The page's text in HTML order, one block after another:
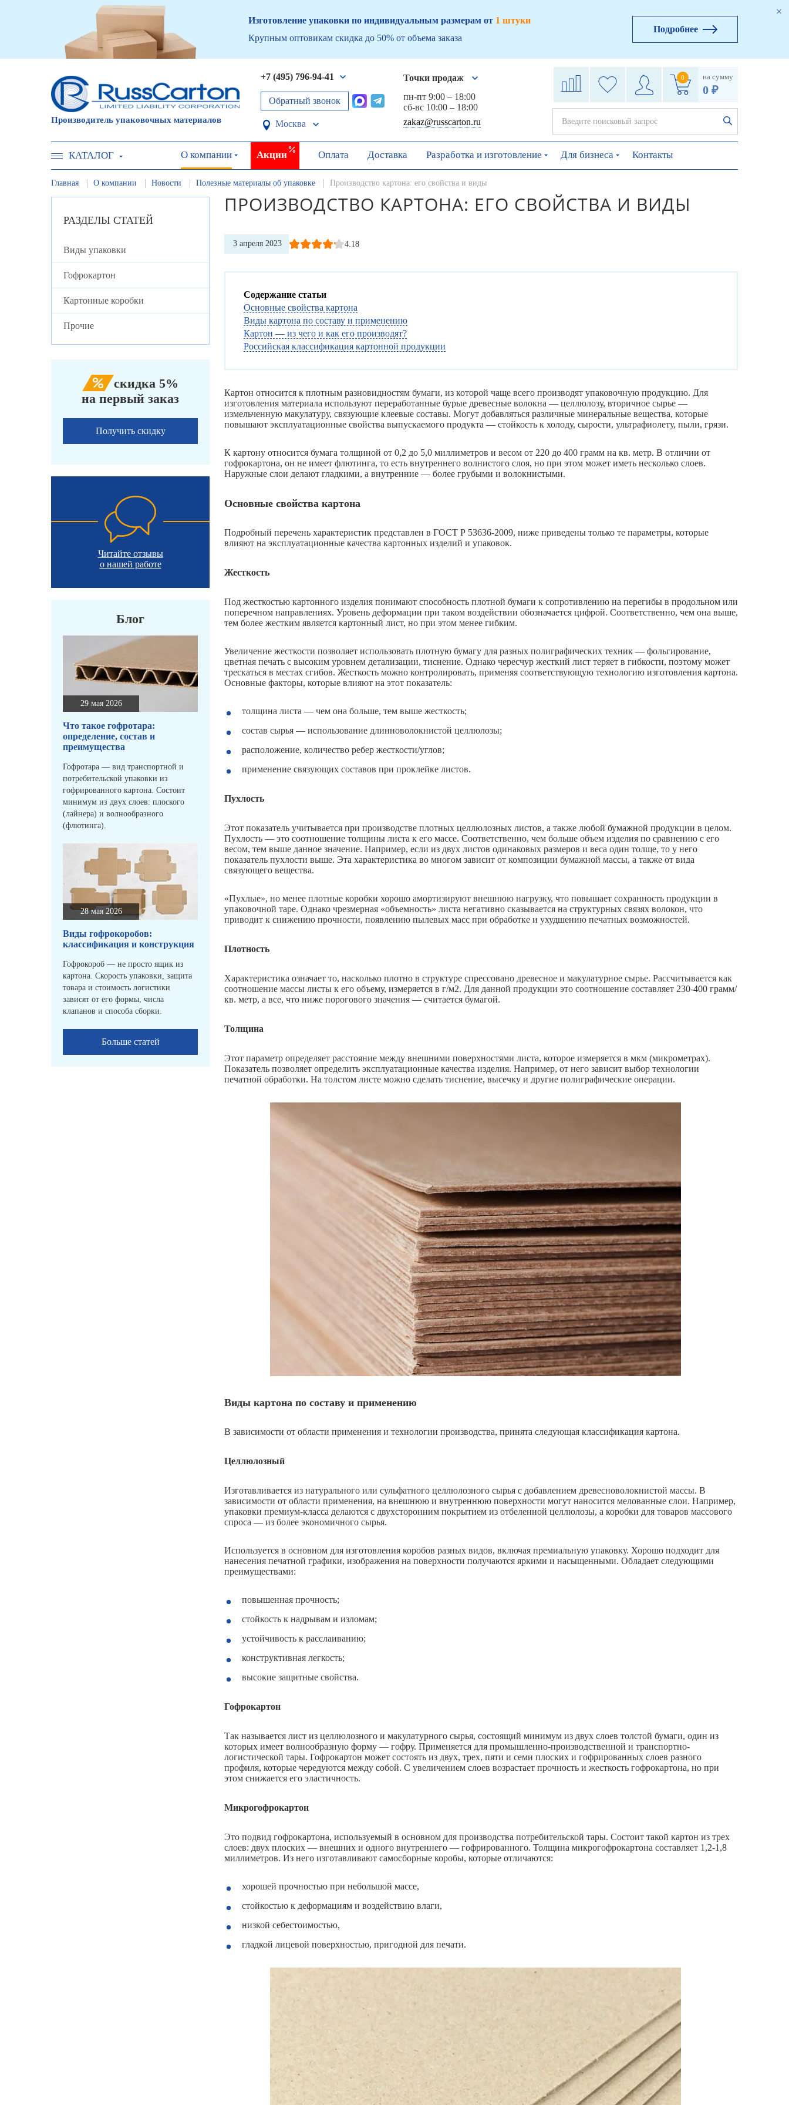
Изготовление упаковки по индивидуальным размерам от 1 штуки
Крупным оптовикам скидка до 50% от объема заказа
Подробнее
Производитель упаковочных материалов
+7 (495) 796-94-41
Обратный звонок
Москва
Точки продаж
пн-пт 9:00 – 18:00
сб-вс 10:00 – 18:00
zakaz@russcarton.ru
0 на сумму
0 ₽
КАТАЛОГ О компании Акции Оплата Доставка Разработка и изготовление Для бизнеса Контакты
Главная О компании Новости Полезные материалы об упаковке Производство картона: его свойства и виды
РАЗДЕЛЫ СТАТЕЙ
Виды упаковки
Гофрокартон
Картонные коробки
Прочие
скидка 5%
на первый заказ
Получить скидку
Читайте отзывы
о нашей работе
Блог
29 мая 2026
Что такое гофротара:
определение, состав и
преимущества
Гофротара — вид транспортной и
потребительской упаковки из
гофрированного картона. Состоит
минимум из двух слоев: плоского
(лайнера) и волнообразного
(флютинга).
28 мая 2026
Виды гофрокоробов:
классификация и конструкция
Гофрокороб — не просто ящик из
картона. Скорость упаковки, защита
товара и стоимость логистики
зависят от его формы, числа
клапанов и способа сборки.
Больше статей
ПРОИЗВОДСТВО КАРТОНА: ЕГО СВОЙСТВА И ВИДЫ
3 апреля 2023 4.18
Содержание статьи
Основные свойства картона
Виды картона по составу и применению
Картон — из чего и как его производят?
Российская классификация картонной продукции
Картон относится к плотным разновидностям бумаги, из которой чаще всего производят упаковочную продукцию. Для
изготовления материала используют переработанные бурые древесные волокна — целлюлозу, вторичное сырье —
измельченную макулатуру, связующие клеевые составы. Могут добавляться различные минеральные вещества, которые
повышают эксплуатационные свойства выпускаемого продукта — стойкость к холоду, сырости, ультрафиолету, пыли, грязи.
К картону относится бумага толщиной от 0,2 до 5,0 миллиметров и весом от 220 до 400 грамм на кв. метр. В отличии от
гофрокартона, он не имеет флютинга, то есть внутреннего волнистого слоя, но при этом может иметь несколько слоев.
Наружные слои делают гладкими, а внутренние — более грубыми и волокнистыми.
Основные свойства картона
Подробный перечень характеристик представлен в ГОСТ Р 53636-2009, ниже приведены только те параметры, которые
влияют на эксплуатационные качества картонных изделий и упаковок.
Жесткость
Под жесткостью картонного изделия понимают способность плотной бумаги к сопротивлению на перегибы в продольном или
поперечном направлениях. Уровень деформации при таком воздействии обозначается цифрой. Соответственно, чем она выше,
тем более жестким является картонный лист, но при этом менее гибким.
Увеличение жесткости позволяет использовать плотную бумагу для разных полиграфических техник — фольгирование,
цветная печать с высоким уровнем детализации, тиснение. Однако чересчур жесткий лист теряет в гибкости, поэтому может
трескаться в местах сгибов. Жесткость можно контролировать, применяя соответствующую технологию изготовления картона.
Основные факторы, которые влияют на этот показатель:
толщина листа — чем она больше, тем выше жесткость;
состав сырья — использование длинноволокнистой целлюлозы;
расположение, количество ребер жесткости/углов;
применение связующих составов при проклейке листов.
Пухлость
Этот показатель учитывается при производстве плотных целлюлозных листов, а также любой бумажной продукции в целом.
Пухлость — это соотношение толщины листа к его массе. Соответственно, чем больше объем изделия по сравнению с его
весом, тем выше данное значение. Например, если из двух листов одинаковых размеров и веса один толще, то у него
показатель пухлости выше. Эта характеристика во многом зависит от композиции бумажной массы, а также от вида
связующего вещества.
«Пухлые», но менее плотные коробки хорошо амортизируют внешнюю нагрузку, что повышает сохранность продукции в
упаковочной таре. Однако чрезмерная «объемность» листа негативно сказывается на структурных связях волокон, что
приводит к снижению прочности, появлению пылевых масс при обработке и ухудшению печатных возможностей.
Плотность
Характеристика означает то, насколько плотно в структуре спрессовано древесное и макулатурное сырье. Рассчитывается как
соотношение массы листы к его объему, измеряется в г/м2. Для данной продукции это соотношение составляет 230-400 грамм/
кв. метр, а все, что ниже порогового значения — считается бумагой.
Толщина
Этот параметр определяет расстояние между внешними поверхностями листа, которое измеряется в мкм (микрометрах).
Показатель позволяет определить эксплуатационные качества изделия. Например, от него зависит выбор технологии
печатной обработки. На толстом листе можно сделать тиснение, высечку и другие полиграфические операции.
Виды картона по составу и применению
В зависимости от области применения и технологии производства, принята следующая классификация картона.
Целлюлозный
Изготавливается из натурального или сульфатного целлюлозного сырья с добавлением древесноволокнистой массы. В
зависимости от области применения, на внешнюю и внутреннюю поверхности могут наносится мелованные слои. Например,
упаковки премиум-класса делаются с двухсторонним покрытием из отбеленной целлюлозы, а коробки для товаров массового
спроса — из более экономичного сырья.
Используется в основном для изготовления коробов разных видов, включая премиальную упаковку. Хорошо подходит для
нанесения печатной графики, изображения на поверхности получаются яркими и насыщенными. Обладает следующими
преимуществами:
повышенная прочность;
стойкость к надрывам и изломам;
устойчивость к расслаиванию;
конструктивная легкость;
высокие защитные свойства.
Гофрокартон
Так называется лист из целлюлозного и макулатурного сырья, состоящий минимум из двух слоев толстой бумаги, один из
которых имеет волнообразную форму — гофру. Применяется для промышленно-производственной и транспортно-
логистической тары. Гофрокартон может состоять из двух, трех, пяти и семи плоских и гофрированных слоев разного
профиля, которые чередуются между собой. С увеличением слоев возрастает прочность и жесткость гофрокартона, но при
этом снижается его эластичность.
Микрогофрокартон
Это подвид гофрокартона, используемый в основном для производства потребительской тары. Состоит такой картон из трех
слоев: двух плоских — внешних и одного внутреннего — гофрированного. Толщина микрогофрокартона составляет 1,2-1,8
миллиметров. Из него изготавливают самосборные коробы, которые отличаются:
хорошей прочностью при небольшой массе,
стойкостью к деформациям и воздействию влаги,
низкой себестоимостью,
гладкой лицевой поверхностью, пригодной для печати.